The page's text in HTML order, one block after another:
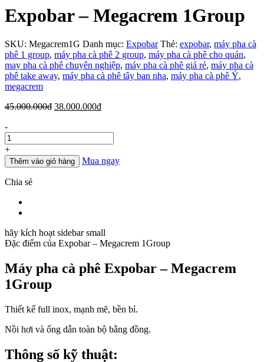
Expobar – Megacrem 1Group
SKU: Megacrem1G Danh mục: Expobar Thẻ: expobar, máy pha cà
phê 1 group, máy pha cà phê 2 group, máy pha cà phê cho quán,
may pha cà phê chuyên nghiệp, máy pha cà phê giá rẻ, máy pha cà
phê take away, máy pha cà phê tây ban nha, máy pha cà phê Ý,
megacrem
45.000.000đ Giá
38.000.000đGiá
Số
lượng
-
+
Thêm vào giỏ hàng Mua ngay
Chia sẻ
hãy kích hoạt sidebar small
Đặc điểm của Expobar – Megacrem 1Group
Máy pha cà phê Expobar – Megacrem
1Group
Thiết kế full inox, mạnh mẽ, bền bỉ.
Nồi hơi và ống dẫn toàn bộ bằng đồng.
Thông số kỹ thuật: